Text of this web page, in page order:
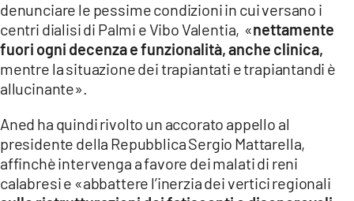
LACONAIR.IT
LACITYMAG.IT
ILREGGINO.IT
COSENZACHANNEL.IT
ILVIBONESE.IT
denunciare le pessime condizioni in cui versano i
centri dialisi di Palmi e Vibo Valentia, «nettamente
fuori ogni decenza e funzionalità, anche clinica,
mentre la situazione dei trapiantati e trapiantandi è
allucinante».
Aned ha quindi rivolto un accorato appello al
presidente della Repubblica Sergio Mattarella,
affinchè intervenga a favore dei malati di reni
calabresi e «abbattere l’inerzia dei vertici regionali